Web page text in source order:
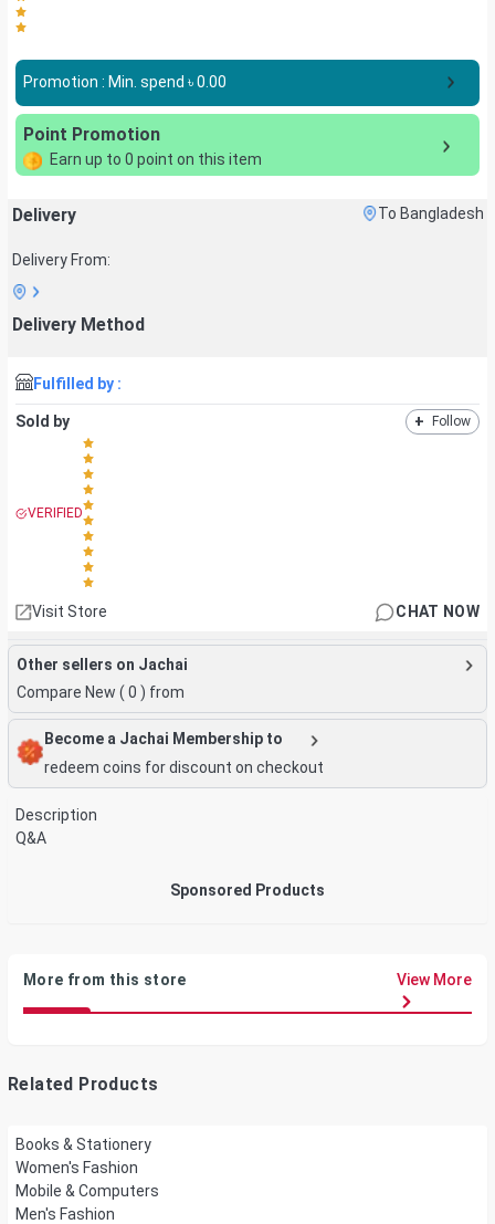
Promotion : Min. spend ৳0.00
Point Promotion
Earn up to 0 point on this item
Delivery To Bangladesh
Delivery From:
Delivery Method
Fulfilled by :
Sold by + Follow
VERIFIED
Visit Store CHAT NOW
Other sellers on Jachai
Compare New ( 0 ) from
Become a Jachai Membership to
redeem coins for discount on checkout
Description
Q&A
Sponsored Products
More from this store View More
Related Products
Books & Stationery
Women's Fashion
Mobile & Computers
Men's Fashion